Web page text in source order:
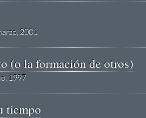
2001
(o la formación de otros)
1997
tiempo